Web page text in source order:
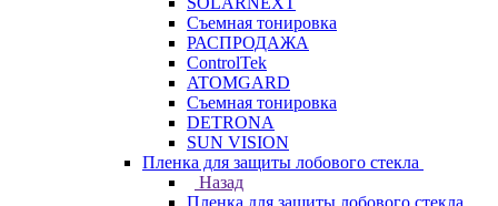
Съемная тонировка
РАСПРОДАЖА
ControlTek
ATOMGARD
Съемная тонировка
DETRONA
SUN VISION
Пленка для защиты лобового стекла
Назад
Пленка для защиты лобового стекла